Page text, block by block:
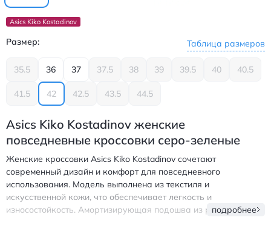
Asics Kiko Kostadinov
Размер: Таблица размеров
35.5 36 37 37.5 38 39 39.5 40 40.5
41.5 42 42.5 43.5 44.5
Asics Kiko Kostadinov женские
повседневные кроссовки серо-зеленые
Женские кроссовки Asics Kiko Kostadinov сочетают
современный дизайн и комфорт для повседневного
использования. Модель выполнена из текстиля и
искусственной кожи, что обеспечивает легкость и
износостойкость. Амортизирующая подошва из резиныподробнее